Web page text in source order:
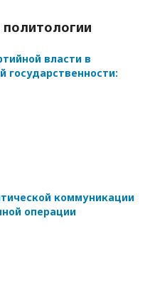
власти в
государственности:
коммуникации
операции